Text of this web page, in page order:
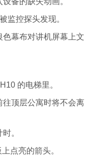
监控探头发现。
色幕布对讲机屏幕上文
的电梯里。
往顶层公寓时将不会离
。
点亮的箭头。